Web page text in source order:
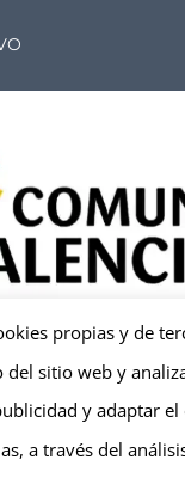
una entidad
propias y de
sitio web y
y adaptar
a través del